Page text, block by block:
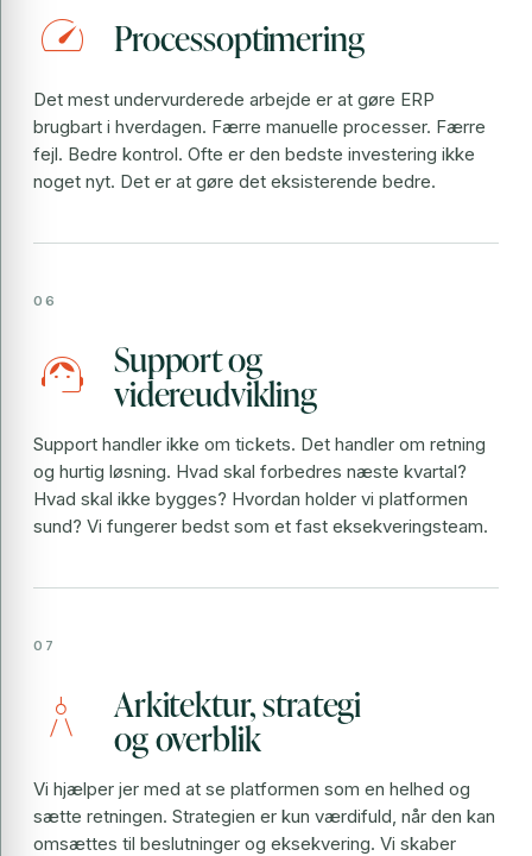
speed Processoptimering
Det mest undervurderede arbejde er at gøre ERP
brugbart i hverdagen. Færre manuelle processer. Færre
fejl. Bedre kontrol. Ofte er den bedste investering ikke
noget nyt. Det er at gøre det eksisterende bedre.
support_agent Support og
videreudvikling
Support handler ikke om tickets. Det handler om retning
og hurtig løsning. Hvad skal forbedres næste kvartal?
Hvad skal ikke bygges? Hvordan holder vi platformen
sund? Vi fungerer bedst som et fast eksekveringsteam.
architecture Arkitektur, strategi
og overblik
Vi hjælper jer med at se platformen som en helhed og
sætte retningen. Strategien er kun værdifuld, når den kan
omsættes til beslutninger og eksekvering. Vi skaber